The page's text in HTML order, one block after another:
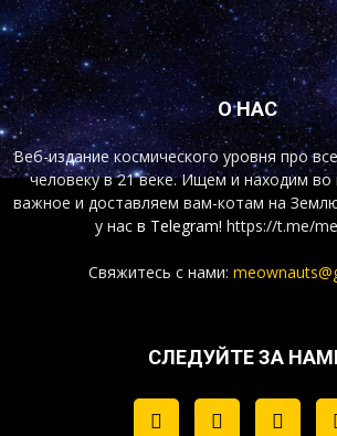
О НАС
Веб-издание космического уровня про
человеку в 21 веке. Ищем и находим во
важное и доставляем вам-котам на
у нас в Telegram! https://t.me/
Свяжитесь с нами:
СЛЕДУЙТЕ ЗА